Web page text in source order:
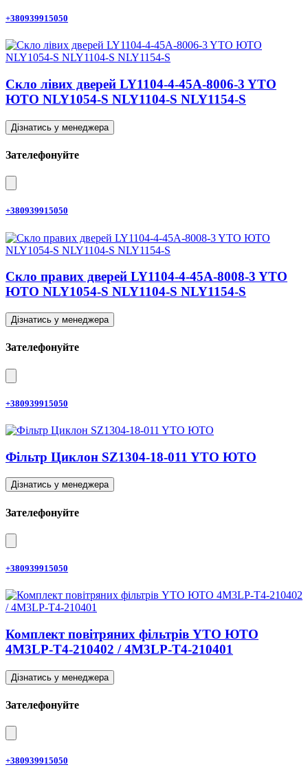
+380939915050
Скло лівих дверей LY1104-4-45A-8006-3 YTO
ЮТО NLY1054-S NLY1104-S NLY1154-S
Дізнатись у менеджера
Зателефонуйте
+380939915050
Скло правих дверей LY1104-4-45A-8008-3 YTO
ЮТО NLY1054-S NLY1104-S NLY1154-S
Дізнатись у менеджера
Зателефонуйте
+380939915050
Фільтр Циклон SZ1304-18-011 YTO ЮТО
Дізнатись у менеджера
Зателефонуйте
+380939915050
Комплект повітряних фільтрів YTO ЮТО
4M3LP-T4-210402 / 4M3LP-T4-210401
Дізнатись у менеджера
Зателефонуйте
+380939915050